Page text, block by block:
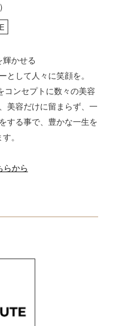
かせる
として人々に笑顔を。
コンセプトに数々の美容
美容だけに留まらず、一
する事で、豊かな一生を
。
らから